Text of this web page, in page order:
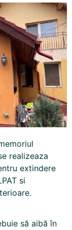
realizeaza
extindere
si
să aibă în